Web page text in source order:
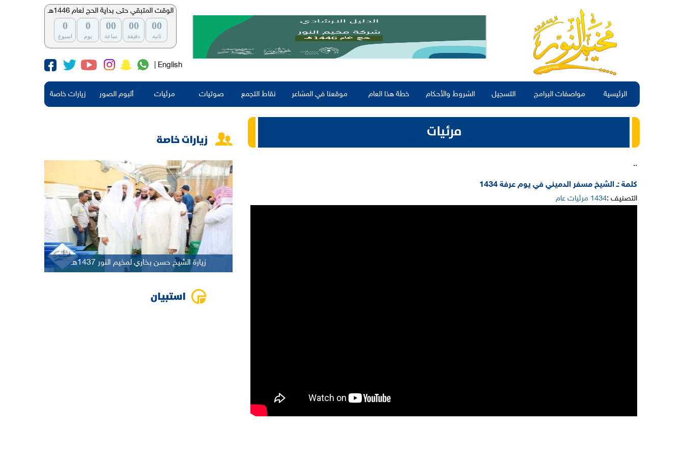
| English
الوقت المتبقي حتى بداية الحج لعام 1446هـ
0
اسبوع
0
يوم
00
ساعة
00
دقيقة
00
ثانية
زيارات خاصة ألبوم الصور مرئيات صوتيات نقاط التجمع موقعنا في المشاعر خطة هذا العام الشروط والأحكام التسجيل مواصفات البرامج الرئيسية
زيارة الشيخ حسن بخاري لمخيم النور 1437هـ
..
كلمة :ـ الشيخ مسفر الدميني في يوم عرفة 1434
التصنيف :1434 مرئيات عام